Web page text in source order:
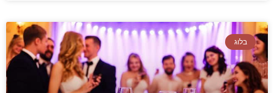
בלוג